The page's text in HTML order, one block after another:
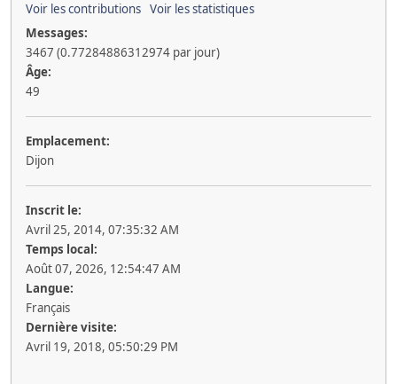
Voir les contributions Voir les statistiques
Messages:
3467 (0.77284886312974 par jour)
Âge:
49
Emplacement:
Dijon
Inscrit le:
Avril 25, 2014, 07:35:32 AM
Temps local:
Août 07, 2026, 12:54:47 AM
Langue:
Français
Dernière visite:
Avril 19, 2018, 05:50:29 PM